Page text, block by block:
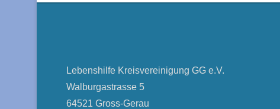
Lebenshilfe Kreisvereinigung GG e.V.
Walburgastrasse 5
64521 Gross-Gerau